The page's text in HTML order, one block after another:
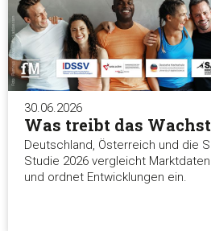
30.06.2026
Was treibt das
Deutschland, Österreich und die
Studie 2026 vergleicht
und ordnet Entwicklungen ein.